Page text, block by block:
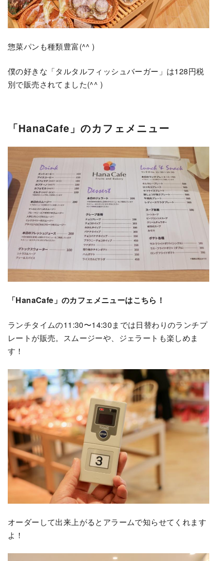
惣菜パンも種類豊富(^^ )
僕の好きな「タルタルフィッシュバーガー」は128円税
別で販売されてました(^^ )
「HanaCafe」のカフェメニュー
「HanaCafe」のカフェメニューはこちら！
ランチタイムの11:30〜14:30までは日替わりのランチプ
レートが販売。スムージーや、ジェラートも楽しめま
す！
オーダーして出来上がるとアラームで知らせてくれます
よ！